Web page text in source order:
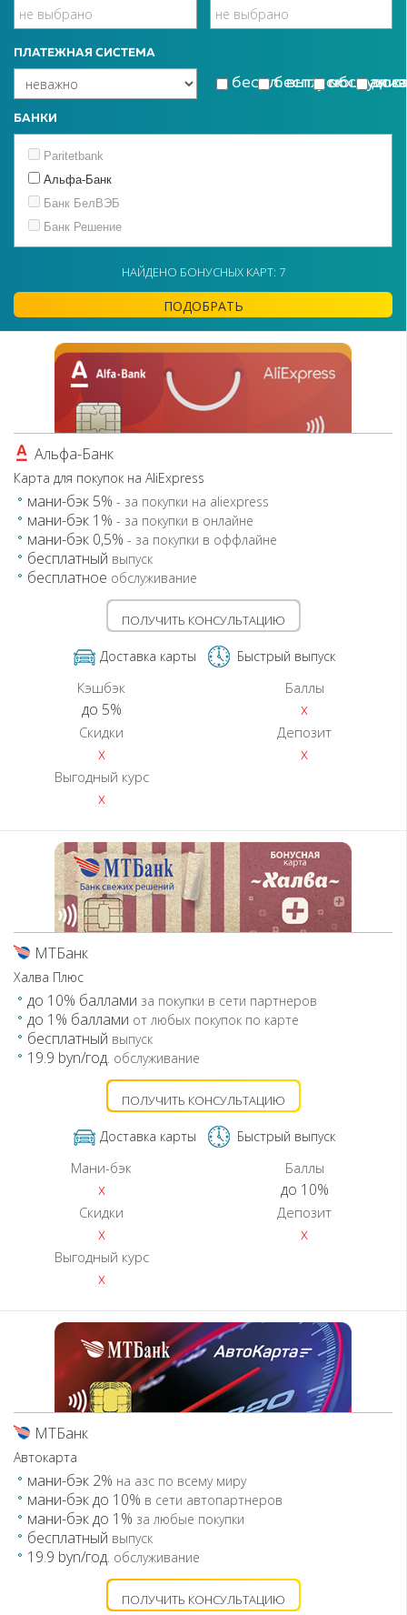
ПЛАТЕЖНАЯ СИСТЕМА
беспл. выпуск
беспл.моцная
БАНКИ
Paritetbank
Альфа-Банк
Банк БелВЭБ
Банк Решение
Белагропромбанк
Белинвестбанк
Идея Банк
МТБанк
Приорбанк
РРБ-Банк
Сбербанк
Технобанк
НАЙДЕНО БОНУСНЫХ КАРТ: 7
ПОДОБРАТЬ
Альфа-Банк
Карта для покупок на AliExpress
мани-бэк 5% - за покупки на aliexpress
мани-бэк 1% - за покупки в онлайне
мани-бэк 0,5% - за покупки в оффлайне
бесплатный выпуск
бесплатное обслуживание
ПОЛУЧИТЬ КОНСУЛЬТАЦИЮ
Доставка карты Быстрый выпуск
Кэшбэк
до 5%
Баллы
x
Скидки
x
Депозит
x
Выгодный курс
x
МТБанк
Халва Плюс
до 10% баллами за покупки в сети партнеров
до 1% баллами от любых покупок по карте
бесплатный выпуск
19.9 byn/год. обслуживание
ПОЛУЧИТЬ КОНСУЛЬТАЦИЮ
Доставка карты Быстрый выпуск
Мани-бэк
x
Баллы
до 10%
Скидки
x
Депозит
x
Выгодный курс
x
МТБанк
Автокарта
мани-бэк 2% на азс по всему миру
мани-бэк до 10% в сети автопартнеров
мани-бэк до 1% за любые покупки
бесплатный выпуск
19.9 byn/год. обслуживание
ПОЛУЧИТЬ КОНСУЛЬТАЦИЮ